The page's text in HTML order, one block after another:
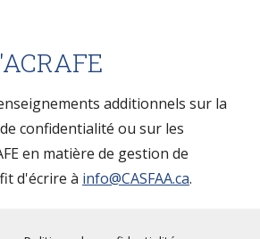
additionnels sur la
confidentialité ou sur les
en matière de gestion de
d'écrire à info@CASFAA.ca.